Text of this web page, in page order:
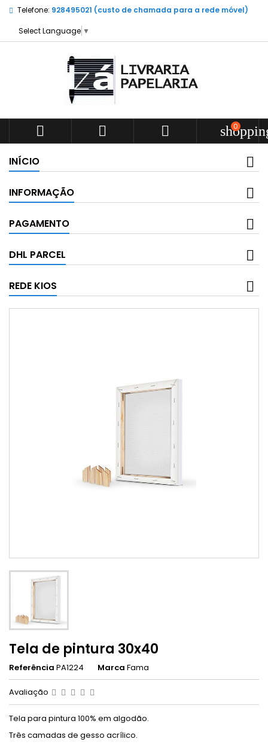
Telefone: 928495021 (custo de chamada para a rede móvel)
Select Language ▼
   0
INÍCIO
INFORMAÇÃO
PAGAMENTO
DHL PARCEL
REDE KIOS
Tela de pintura 30x40
Referência PA1224 Marca Fama
Avaliação
Tela para pintura 100% em algodão.
Três camadas de gesso acrílico.